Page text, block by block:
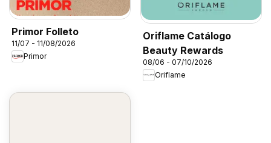
Primor Folleto
11/07 - 11/08/2026
Primor
Oriflame Catálogo
Beauty Rewards
08/06 - 07/10/2026
Oriflame